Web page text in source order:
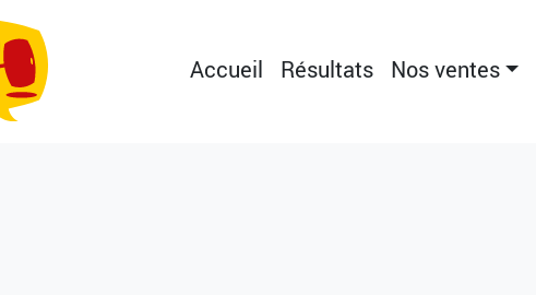
Accueil Résultats Nos ventes